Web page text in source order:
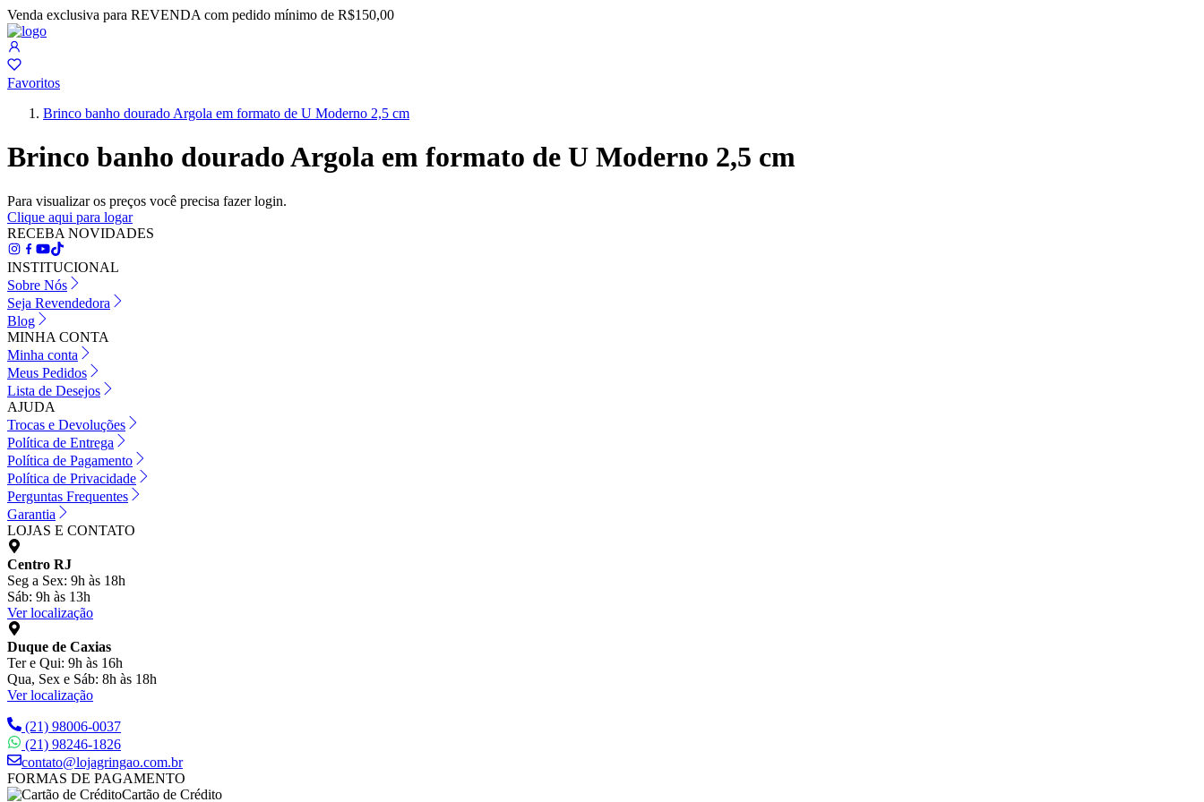
Venda exclusiva para REVENDA com pedido mínimo de R$150,00
Favoritos
Brinco banho dourado Argola em formato de U Moderno 2,5 cm
Brinco banho dourado Argola em formato de U Moderno 2,5 cm
Para visualizar os preços você precisa fazer login.
Clique aqui para logar
RECEBA NOVIDADES
INSTITUCIONAL
Sobre Nós
Seja Revendedora
Blog
MINHA CONTA
Minha conta
Meus Pedidos
Lista de Desejos
AJUDA
Trocas e Devoluções
Política de Entrega
Política de Pagamento
Política de Privacidade
Perguntas Frequentes
Garantia
LOJAS E CONTATO
Centro RJ
Seg a Sex: 9h às 18h
Sáb: 9h às 13h
Ver localização
Duque de Caxias
Ter e Qui: 9h às 16h
Qua, Sex e Sáb: 8h às 18h
Ver localização
(21) 98006-0037
(21) 98246-1826
contato@lojagringao.com.br
FORMAS DE PAGAMENTO
Cartão de Crédito